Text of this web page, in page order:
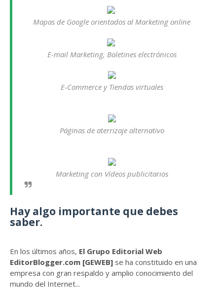
Mapas de Google orientados al Marketing online
E-mail Marketing, Boletines electrónicos
E-Commerce y Tiendas virtuales
Páginas de aterrizaje alternativo
Marketing con Vídeos publicitarios
Hay algo importante que debes
saber.
En los últimos años, El Grupo Editorial Web
EditorBlogger.com [GEWEB] se ha constituido en una
empresa con gran respaldo y amplio conocimiento del
mundo del Internet...